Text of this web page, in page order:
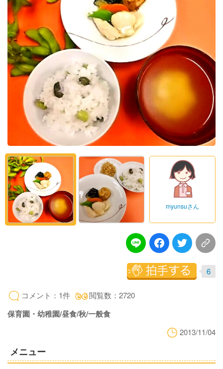
myunsuさん
6
コメント：1件 閲覧数：2720
保育園・幼稚園/昼食/秋/一般食
2013/11/04
メニュー